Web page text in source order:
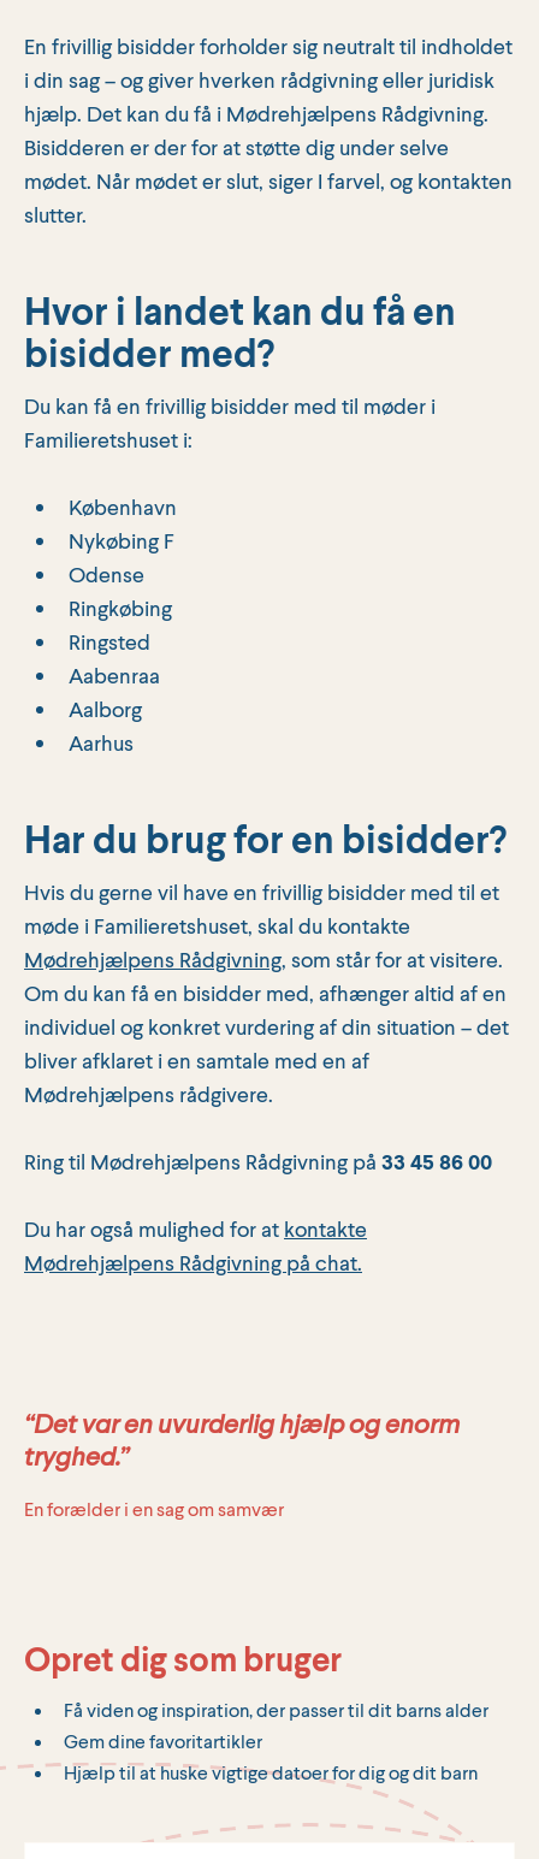
En frivillig bisidder forholder sig neutralt til indholdet
i din sag – og giver hverken rådgivning eller juridisk
hjælp. Det kan du få i Mødrehjælpens Rådgivning.
Bisidderen er der for at støtte dig under selve
mødet. Når mødet er slut, siger I farvel, og kontakten
slutter.
Hvor i landet kan du få en
bisidder med?
Du kan få en frivillig bisidder med til møder i
Familieretshuset i:
København
Nykøbing F
Odense
Ringkøbing
Ringsted
Aabenraa
Aalborg
Aarhus
Har du brug for en bisidder?
Hvis du gerne vil have en frivillig bisidder med til et
møde i Familieretshuset, skal du kontakte
Mødrehjælpens Rådgivning, som står for at visitere.
Om du kan få en bisidder med, afhænger altid af en
individuel og konkret vurdering af din situation – det
bliver afklaret i en samtale med en af
Mødrehjælpens rådgivere.
Ring til Mødrehjælpens Rådgivning på 33 45 86 00
Du har også mulighed for at kontakte
Mødrehjælpens Rådgivning på chat.
“Det var en uvurderlig hjælp og enorm
tryghed.”
En forælder i en sag om samvær
Opret dig som bruger
Få viden og inspiration, der passer til dit barns alder
Gem dine favoritartikler
Hjælp til at huske vigtige datoer for dig og dit barn